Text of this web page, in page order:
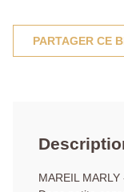
PARTAGER CE
MAREIL